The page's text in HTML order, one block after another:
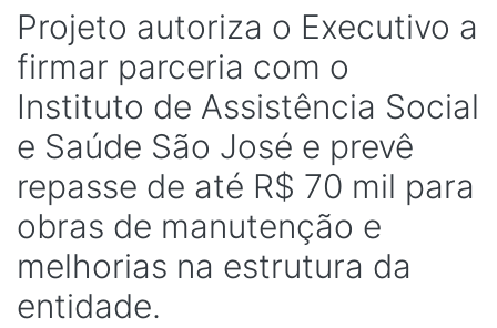
Projeto autoriza o Executivo a
firmar parceria com o
Instituto de Assistência Social
e Saúde São José e prevê
repasse de até R$ 70 mil para
obras de manutenção e
melhorias na estrutura da
entidade.